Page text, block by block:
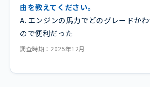
由を教えてください。
A. エンジンの馬力でどのグレードか
ので便利だった
調査時期：2025年12月